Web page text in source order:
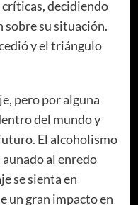
críticas, decidiendo
sobre su situación.
y el triángulo
pero por alguna
del mundo y
El alcoholismo
al enredo
se sienta en
un gran impacto en